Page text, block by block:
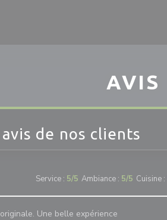
AVIS
avis de nos clients
Service : 5/5 Ambiance : 5/5 Cuisine :
Une belle expérience